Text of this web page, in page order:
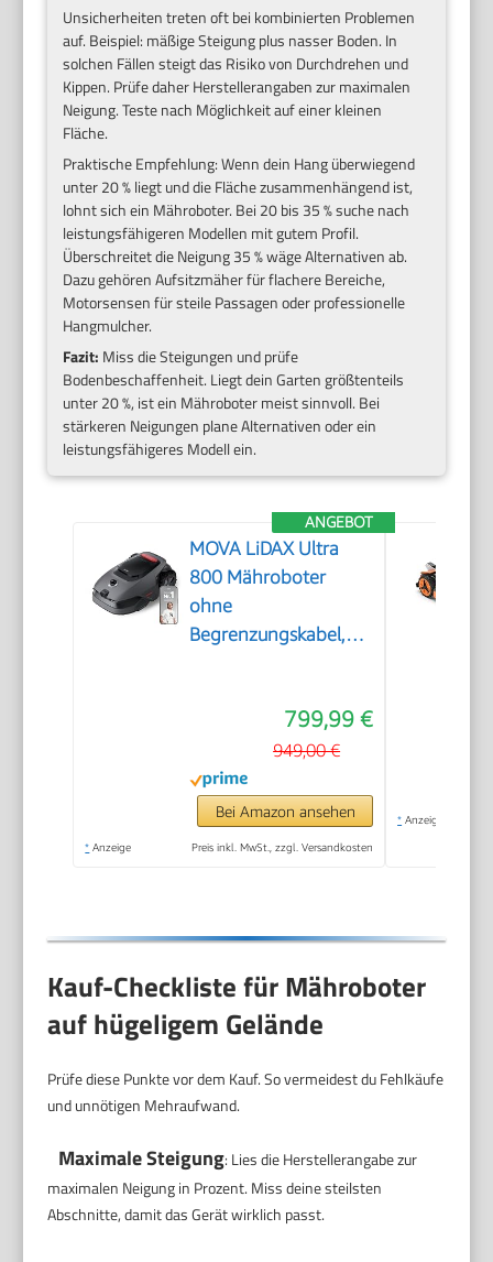
Unsicherheiten treten oft bei kombinierten Problemen
auf. Beispiel: mäßige Steigung plus nasser Boden. In
solchen Fällen steigt das Risiko von Durchdrehen und
Kippen. Prüfe daher Herstellerangaben zur maximalen
Neigung. Teste nach Möglichkeit auf einer kleinen
Fläche.
Praktische Empfehlung: Wenn dein Hang überwiegend
unter 20 % liegt und die Fläche zusammenhängend ist,
lohnt sich ein Mähroboter. Bei 20 bis 35 % suche nach
leistungsfähigeren Modellen mit gutem Profil.
Überschreitet die Neigung 35 % wäge Alternativen ab.
Dazu gehören Aufsitzmäher für flachere Bereiche,
Motorsensen für steile Passagen oder professionelle
Hangmulcher.
Fazit: Miss die Steigungen und prüfe
Bodenbeschaffenheit. Liegt dein Garten größtenteils
unter 20 %, ist ein Mähroboter meist sinnvoll. Bei
stärkeren Neigungen plane Alternativen oder ein
leistungsfähigeres Modell ein.
ANGEBOT
MOVA LiDAX Ultra
800 Mähroboter
ohne
Begrenzungskabel,
799,99 €
949,00 €
Bei Amazon ansehen
* Anzeige Preis inkl. MwSt., zzgl. Versandkosten
* Anzeige
Kauf-Checkliste für Mähroboter
auf hügeligem Gelände
Prüfe diese Punkte vor dem Kauf. So vermeidest du Fehlkäufe
und unnötigen Mehraufwand.
Maximale Steigung: Lies die Herstellerangabe zur
maximalen Neigung in Prozent. Miss deine steilsten
Abschnitte, damit das Gerät wirklich passt.